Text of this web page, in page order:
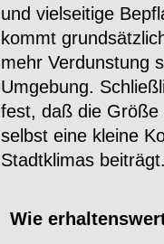
und vielseitige
kommt
mehr Verdunstung
Umgebung.
fest, daß die Größe
selbst eine kleine
Stadtklimas
Wie